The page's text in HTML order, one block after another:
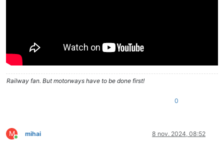
Railway fan. But motorways have to be done first!
0
M
Conectat
mihai 8 nov. 2024, 08:52